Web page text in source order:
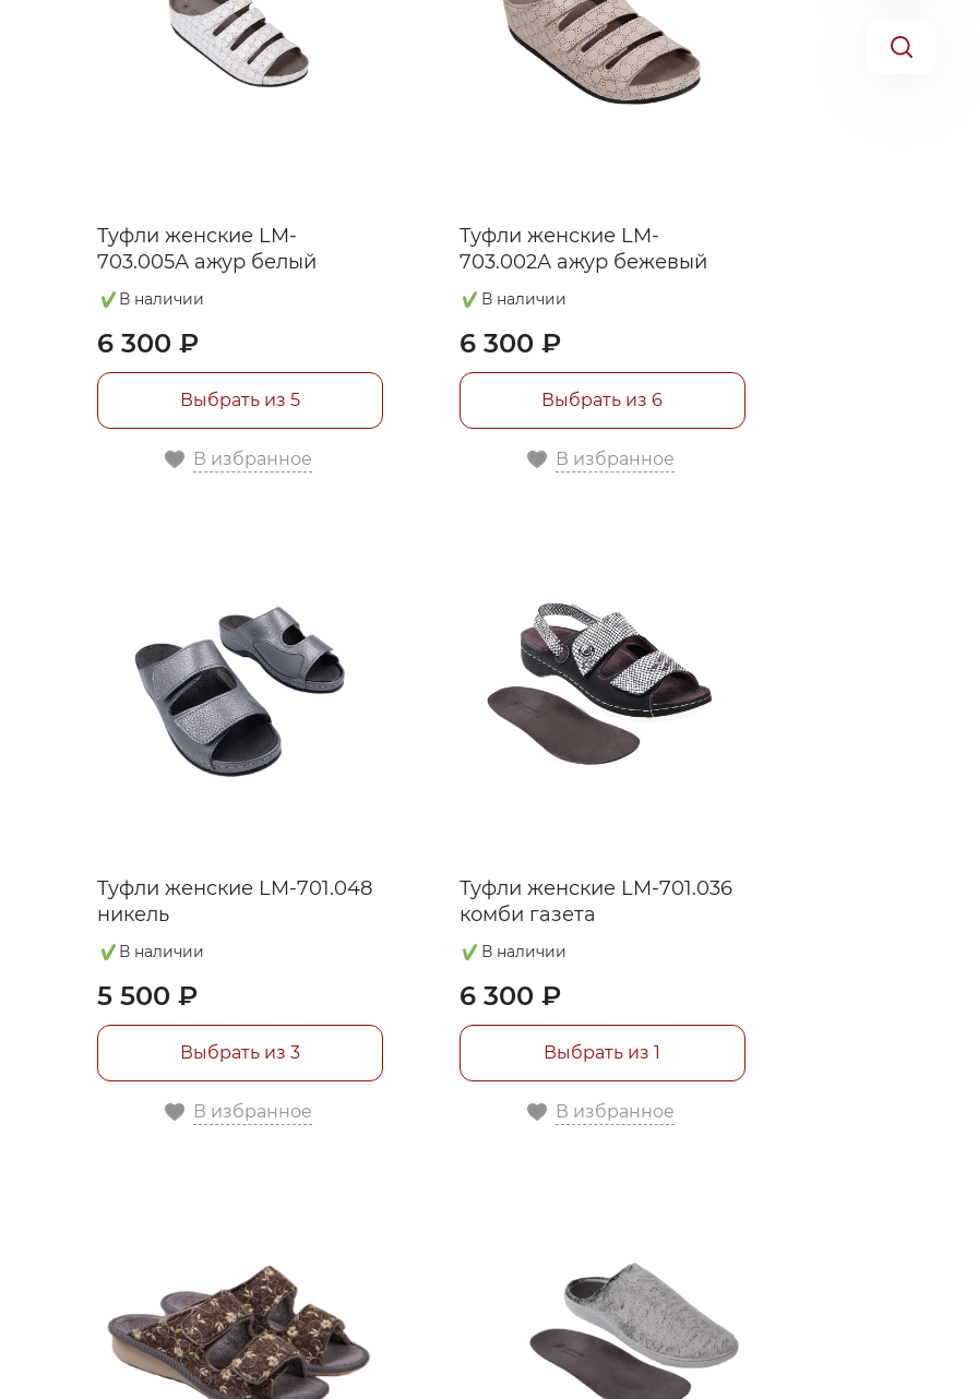
Туфли женские LM-
703.005А ажур белый
В наличии
6 300 ₽
Выбрать из 5
В избранное
Туфли женские LM-
703.002А ажур бежевый
В наличии
6 300 ₽
Выбрать из 6
В избранное
Туфли женские LM-701.048
никель
В наличии
5 500 ₽
Выбрать из 3
В избранное
Туфли женские LM-701.036
комби газета
В наличии
6 300 ₽
Выбрать из 1
В избранное